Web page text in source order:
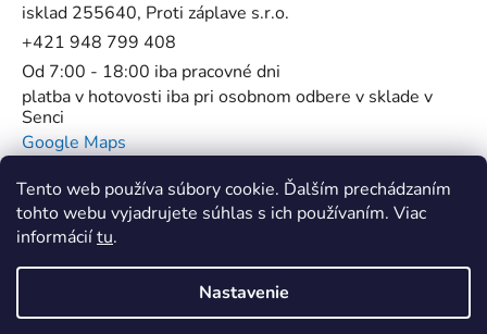
Tento web používa súbory cookie. Ďalším prechádzaním
tohto webu vyjadrujete súhlas s ich používaním. Viac
informáciítu.
Nastavenie
isklad 255640, Proti záplave s.r.o.
+421 948 799 408
Od 7:00 - 18:00 iba pracovné dni
platba v hotovosti iba pri osobnom odbere v sklade v
Senci
Google Maps
Flowstop - Proti povodňové bariéry //
SUP Star Pump - Špecialista na pumpy